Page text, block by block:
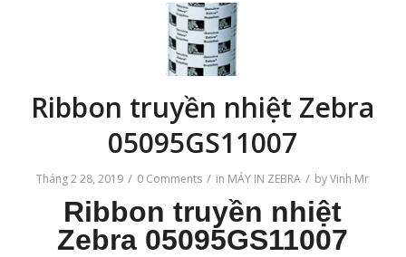
Ribbon truyền nhiệt Zebra
05095GS11007
Tháng 2 28, 2019 / 0 Comments / in MÁY IN ZEBRA / byVinh Mr
Ribbon truyền nhiệt
Zebra 05095GS11007